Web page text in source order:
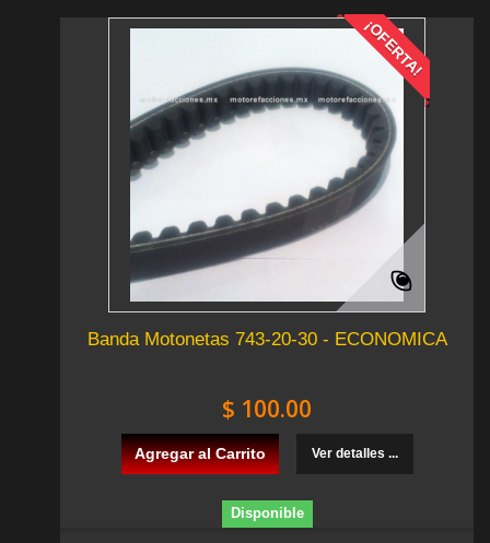
¡OFERTA!
Banda Motonetas 743-20-30 - ECONOMICA
$ 100.00
Agregar al Carrito Ver detalles ...
Disponible